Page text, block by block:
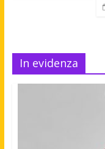
In evidenza